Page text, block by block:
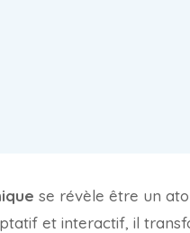
se révèle être un
et interactif, il